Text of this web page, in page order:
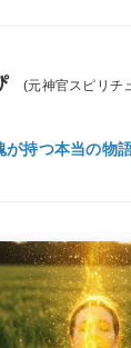
(元神官スピリチ
が持つ本当の物